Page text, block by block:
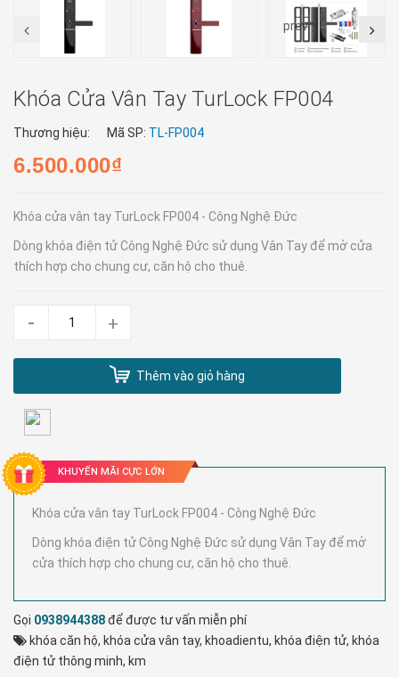
prev
Khóa Cửa Vân Tay TurLock FP004
Thương hiệu: Mã SP: TL-FP004
6.500.000₫
Khóa cửa vân tay TurLock FP004 - Công Nghệ Đức
Dòng khóa điện tử Công Nghệ Đức sử dụng Vân Tay để mở cửa
thích hợp cho chung cư, căn hộ cho thuê.
- +
Thêm vào giỏ hàng
KHUYẾN MÃI CỰC LỚN
Khóa cửa vân tay TurLock FP004 - Công Nghệ Đức
Dòng khóa điện tử Công Nghệ Đức sử dụng Vân Tay để mở
cửa thích hợp cho chung cư, căn hộ cho thuê.
Gọi 0938944388để được tư vấn miễn phí
khóa căn hộ, khóa cửa vân tay, khoadientu, khóa điện tử, khóa
điện tử thông minh, km